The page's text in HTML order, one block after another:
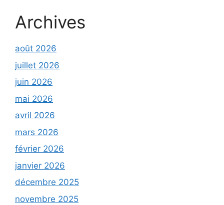
Archives
août 2026
juillet 2026
juin 2026
mai 2026
avril 2026
mars 2026
février 2026
janvier 2026
décembre 2025
novembre 2025